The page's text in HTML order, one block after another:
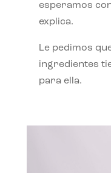
esperamos
explica.
Le pedimos
ingredientes
para ella.